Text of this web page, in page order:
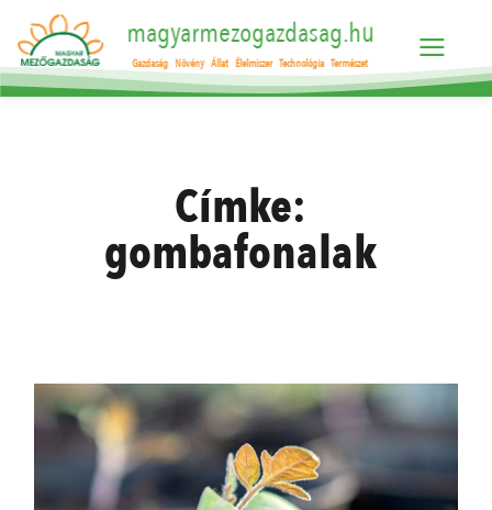
magyarmezogazdasag.hu
Gazdaság Növény Állat Élelmiszer Technológia Természet
Címke:
gombafonalak